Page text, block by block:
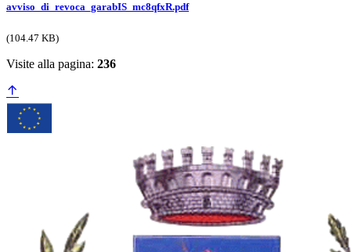
avviso_di_revoca_garabIS_mc8qfxR.pdf
(104.47 KB)
Visite alla pagina: 236